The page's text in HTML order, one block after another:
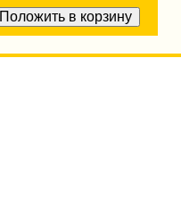
Положить в корзину